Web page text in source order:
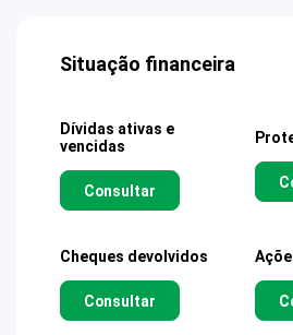
Situação financeira
Dívidas ativas e
vencidas
Consultar
Cheques devolvidos
Consultar